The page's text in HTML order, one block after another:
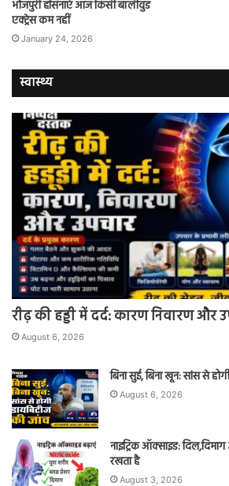
भोजपुरी हसिनाएं आज किसी बॉलीवुड
एक्ट्रेस कम नहीं
January 24, 2026
स्वास्थ्य
रीढ़ की हड्डी में दर्द: कारण निवारण और
August 6, 2026
बिना सुई, बिना खून: सांस से
August 6, 2026
नाइट्रिक ऑक्साइड:
रखता है
August 3, 2026